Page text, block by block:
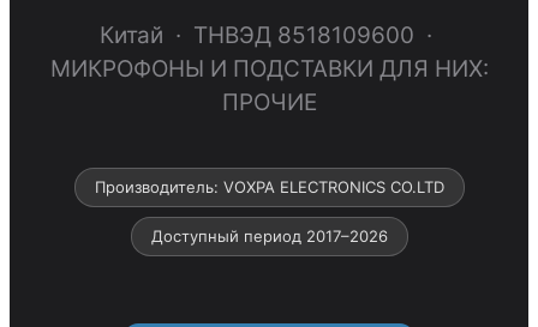
Китай · ТНВЭД 8518109600 ·
МИКРОФОНЫ И ПОДСТАВКИ ДЛЯ НИХ:
ПРОЧИЕ
Производитель: VOXPA ELECTRONICS CO.LTD
Доступный период 2017–2026